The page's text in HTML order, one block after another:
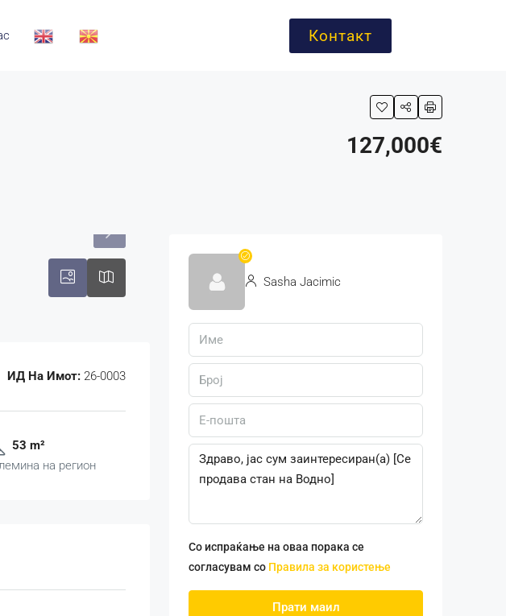
Контакт
127,000€
ИД На Имот: 26-0003
53 m²
на регион
Sasha Jacimic
Со испраќање на оваа порака се
согласувам со Правила за користење
Прати маил